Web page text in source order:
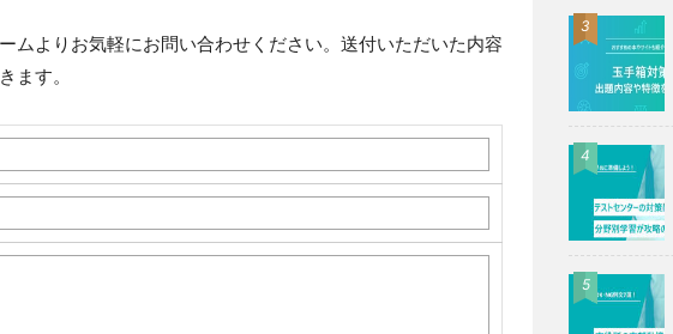
ムよりお気軽にお問い合わせください。送付いただいた内容
ます。
3
4
5